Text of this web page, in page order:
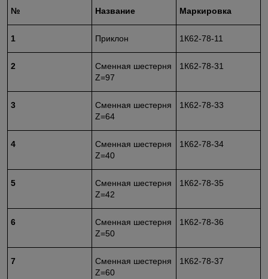
№ Название Маркировка
1 Приклон 1К62-78-11
2
Сменная шестерня
Z=97
1К62-78-31
3
Сменная шестерня
Z=64
1К62-78-33
4
Сменная шестерня
Z=40
1К62-78-34
5
Сменная шестерня
Z=42
1К62-78-35
6
Сменная шестерня
Z=50
1К62-78-36
7
Сменная шестерня
Z=60
1К62-78-37